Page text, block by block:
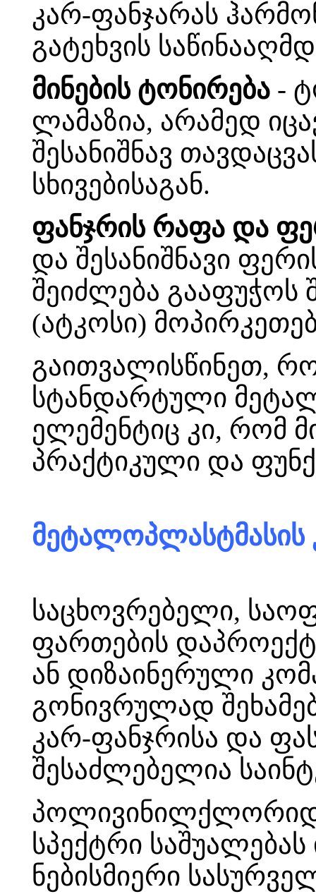
კარ-ფანჯარას
გატეხვის
მინების ტონირება -
ლამაზია, არამედ
შესანიშნავ
სხივებისაგან.
ფანჯრის რაფა და
და შესანიშნავი
შეიძლება
(ატკოსი)
გაითვალისწინეთ,
სტანდარტული
ელემენტიც კი, რომ
პრაქტიკული და
მეტალოპლასტმასის
საცხოვრებელი,
ფართების
ან დიზაინერული
გონივრულად
კარ-ფანჯრისა და
შესაძლებელია
სპექტრი
ნებისმიერი